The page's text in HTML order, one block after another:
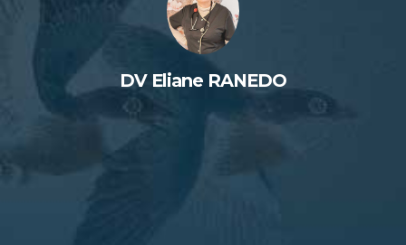
DV Eliane RANEDO